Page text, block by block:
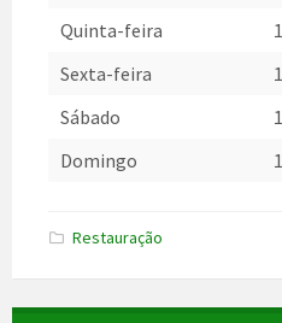
Quinta-feira
Sexta-feira
Sábado
Domingo
Restauração